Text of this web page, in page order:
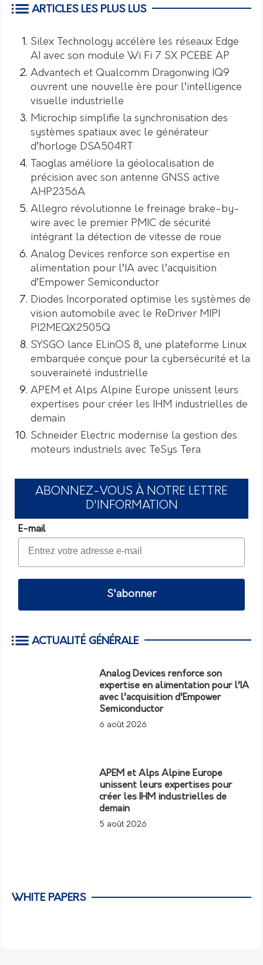
ARTICLES LES PLUS LUS
Silex Technology accélère les réseaux Edge
AI avec son module Wi Fi 7 SX PCEBE AP
Advantech et Qualcomm Dragonwing IQ9
ouvrent une nouvelle ère pour l’intelligence
visuelle industrielle
Microchip simplifie la synchronisation des
systèmes spatiaux avec le générateur
d’horloge DSA504RT
Taoglas améliore la géolocalisation de
précision avec son antenne GNSS active
AHP2356A
Allegro révolutionne le freinage brake-by-
wire avec le premier PMIC de sécurité
intégrant la détection de vitesse de roue
Analog Devices renforce son expertise en
alimentation pour l’IA avec l’acquisition
d’Empower Semiconductor
Diodes Incorporated optimise les systèmes de
vision automobile avec le ReDriver MIPI
PI2MEQX2505Q
SYSGO lance ELinOS 8, une plateforme Linux
embarquée conçue pour la cybersécurité et la
souveraineté industrielle
APEM et Alps Alpine Europe unissent leurs
expertises pour créer les IHM industrielles de
demain
Schneider Electric modernise la gestion des
moteurs industriels avec TeSys Tera
ABONNEZ-VOUS À NOTRE LETTRE
D'INFORMATION
E-mail
S'abonner
ACTUALITÉ GÉNÉRALE
Analog Devices renforce son
expertise en alimentation pour l’IA
avec l’acquisition d’Empower
Semiconductor
6 août 2026
APEM et Alps Alpine Europe
unissent leurs expertises pour
créer les IHM industrielles de
demain
5 août 2026
WHITE PAPERS